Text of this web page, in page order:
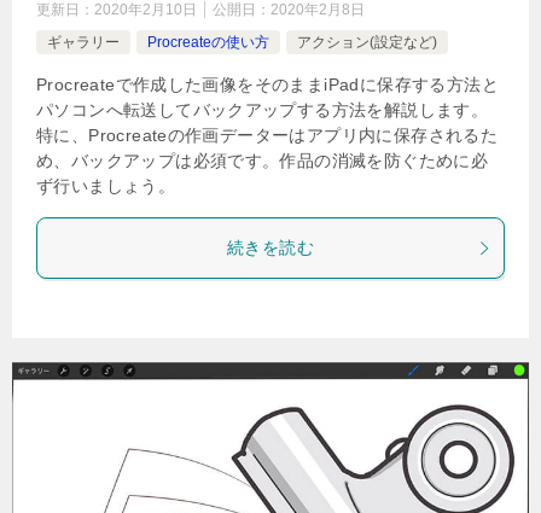
更新日： 2020年2月10日 公開日： 2020年2月8日
ギャラリー
Procreateの使い方 アクション(設定など)
Procreateで作成した画像をそのままiPadに保存する方法と
パソコンへ転送してバックアップする方法を解説します。
特に、Procreateの作画データーはアプリ内に保存されるた
め、バックアップは必須です。作品の消滅を防ぐために必
ず行いましょう。
続きを読む